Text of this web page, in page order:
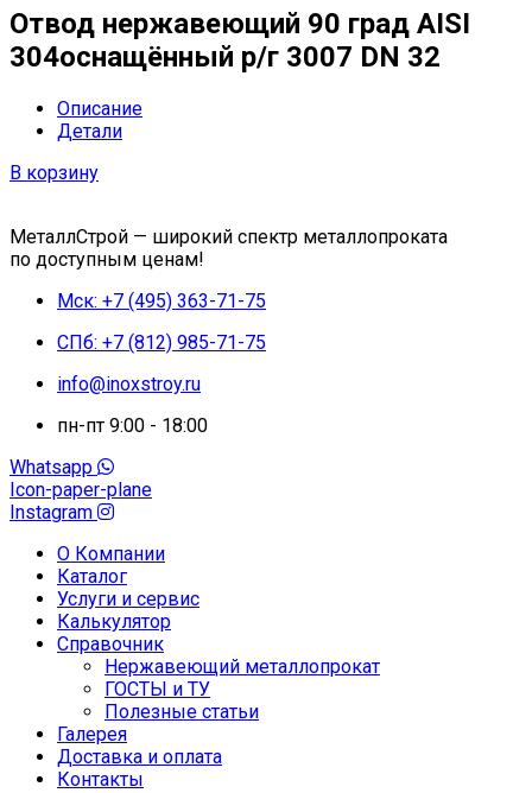
Отвод нержавеющий 90 град AISI
304оснащённый р/г 3007 DN 32
Описание
Детали
В корзину
МеталлСтрой — широкий спектр металлопроката
по доступным ценам!
Мск: +7 (495) 363-71-75
СПб: +7 (812) 985-71-75
info@inoxstroy.ru
пн-пт 9:00 - 18:00
Whatsapp
Icon-paper-plane
Instagram
О Компании
Каталог
Услуги и сервис
Калькулятор
Справочник
Нержавеющий металлопрокат
ГОСТЫ и ТУ
Полезные статьи
Галерея
Доставка и оплата
Контакты